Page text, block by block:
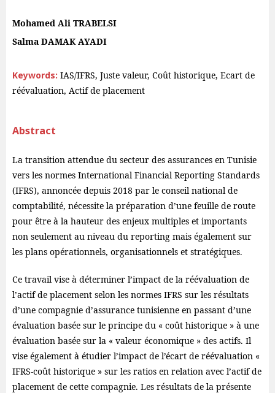
Mohamed Ali TRABELSI
Salma DAMAK AYADI
Keywords: IAS/IFRS, Juste valeur, Coût historique, Ecart de
réévaluation, Actif de placement
Abstract
La transition attendue du secteur des assurances en Tunisie
vers les normes International Financial Reporting Standards
(IFRS), annoncée depuis 2018 par le conseil national de
comptabilité, nécessite la préparation d’une feuille de route
pour être à la hauteur des enjeux multiples et importants
non seulement au niveau du reporting mais également sur
les plans opérationnels, organisationnels et stratégiques.
Ce travail vise à déterminer l’impact de la réévaluation de
l’actif de placement selon les normes IFRS sur les résultats
d’une compagnie d’assurance tunisienne en passant d’une
évaluation basée sur le principe du « coût historique » à une
évaluation basée sur la « valeur économique » des actifs. Il
vise également à étudier l’impact de l’écart de réévaluation «
IFRS-coût historique » sur les ratios en relation avec l’actif de
placement de cette compagnie. Les résultats de la présente